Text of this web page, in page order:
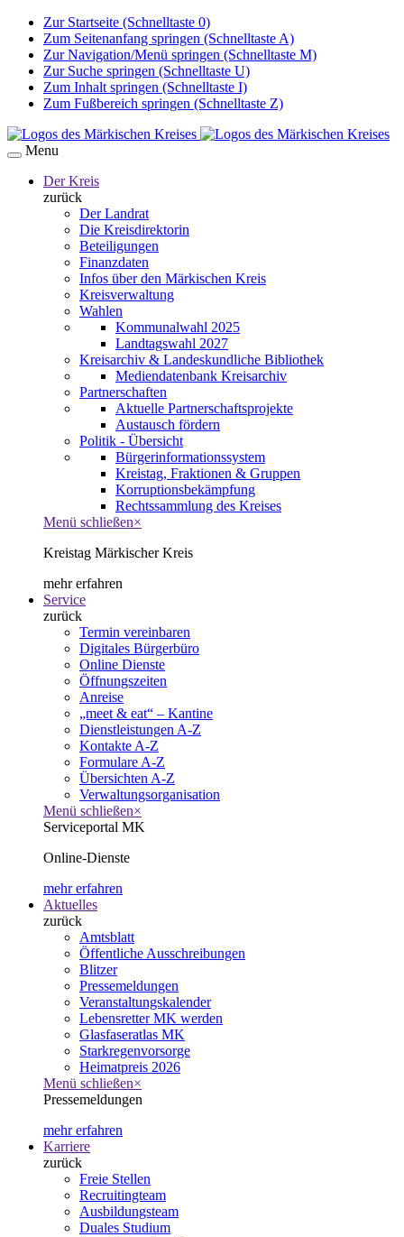
Zur Startseite (Schnelltaste 0)
Zum Seitenanfang springen (Schnelltaste A)
Zur Navigation/Menü springen (Schnelltaste M)
Zur Suche springen (Schnelltaste U)
Zum Inhalt springen (Schnelltaste I)
Zum Fußbereich springen (Schnelltaste Z)
Menu
Der Kreis
zurück
Der Landrat
Die Kreisdirektorin
Beteiligungen
Finanzdaten
Infos über den Märkischen Kreis
Kreisverwaltung
Wahlen
Kommunalwahl 2025
Landtagswahl 2027
Kreisarchiv & Landeskundliche Bibliothek
Mediendatenbank Kreisarchiv
Partnerschaften
Aktuelle Partnerschaftsprojekte
Austausch fördern
Politik - Übersicht
Bürgerinformationssystem
Kreistag, Fraktionen & Gruppen
Korruptionsbekämpfung
Rechtssammlung des Kreises
Menü schließen×
Kreistag Märkischer Kreis
mehr erfahren
Service
zurück
Termin vereinbaren
Digitales Bürgerbüro
Online Dienste
Öffnungszeiten
Anreise
„meet & eat“ – Kantine
Dienstleistungen A-Z
Kontakte A-Z
Formulare A-Z
Übersichten A-Z
Verwaltungsorganisation
Menü schließen×
Serviceportal MK
Online-Dienste
mehr erfahren
Aktuelles
zurück
Amtsblatt
Öffentliche Ausschreibungen
Blitzer
Pressemeldungen
Veranstaltungskalender
Lebensretter MK werden
Glasfaseratlas MK
Starkregenvorsorge
Heimatpreis 2026
Menü schließen×
Pressemeldungen
mehr erfahren
Karriere
zurück
Freie Stellen
Recruitingteam
Ausbildungsteam
Duales Studium